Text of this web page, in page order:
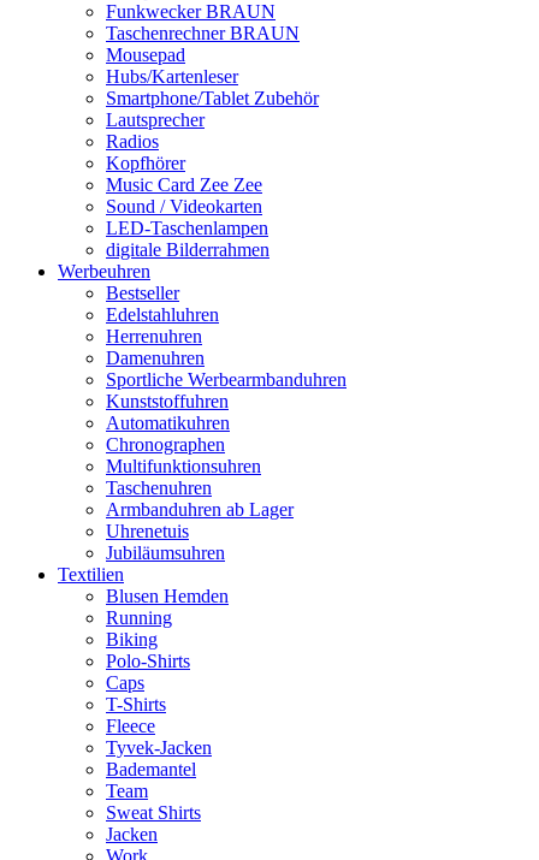
Funkwecker BRAUN
Taschenrechner BRAUN
Mousepad
Hubs/Kartenleser
Smartphone/Tablet Zubehör
Lautsprecher
Radios
Kopfhörer
Music Card Zee Zee
Sound / Videokarten
LED-Taschenlampen
digitale Bilderrahmen
Werbeuhren
Bestseller
Edelstahluhren
Herrenuhren
Damenuhren
Sportliche Werbearmbanduhren
Kunststoffuhren
Automatikuhren
Chronographen
Multifunktionsuhren
Taschenuhren
Armbanduhren ab Lager
Uhrenetuis
Jubiläumsuhren
Textilien
Blusen Hemden
Running
Biking
Polo-Shirts
Caps
T-Shirts
Fleece
Tyvek-Jacken
Bademantel
Team
Sweat Shirts
Jacken
Work